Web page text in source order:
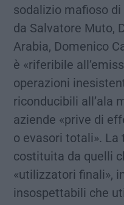
sodalizio mafioso
da Salvatore Muto,
Arabia, Domenico
è «riferibile
operazioni
riconducibili all’ala
aziende «prive di
o evasori totali». La
costituita da quelli
«utilizzatori finali»,
insospettabili che